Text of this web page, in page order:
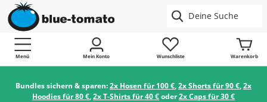
Menü Mein Konto Wunschliste Warenkorb
Bundles sichern & sparen:2x Hosen für 100 €,2x Shorts für 90 €,2x
Hoodies für 80 €,2x T-Shirts für 40 €oder2x Caps für 30 €